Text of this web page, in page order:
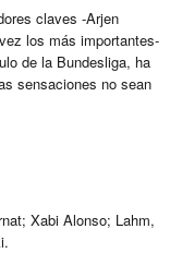
claves -Arjen
los más importantes-
de la Bundesliga, ha
sensaciones no sean
Xabi Alonso; Lahm,